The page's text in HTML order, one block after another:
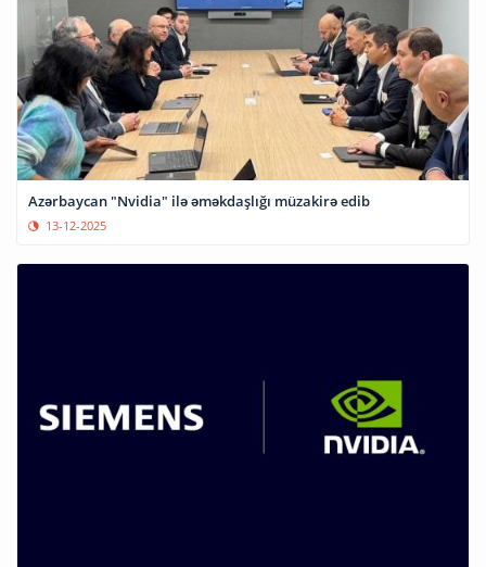
Azərbaycan "Nvidia" ilə əməkdaşlığı müzakirə edib
13-12-2025